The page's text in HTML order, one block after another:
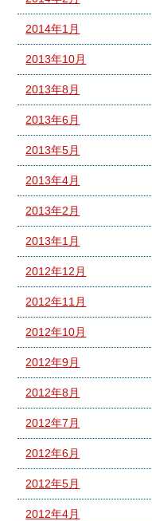
2014年1月
2013年10月
2013年8月
2013年6月
2013年5月
2013年4月
2013年2月
2013年1月
2012年12月
2012年11月
2012年10月
2012年9月
2012年8月
2012年7月
2012年6月
2012年5月
2012年4月